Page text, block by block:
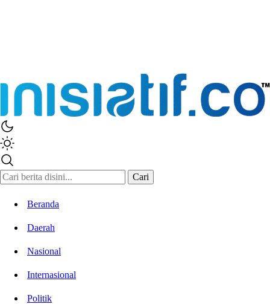
Inisiatif.co
Stay Connected Stay Informed
Cari
Beranda
Daerah
Nasional
Internasional
Politik